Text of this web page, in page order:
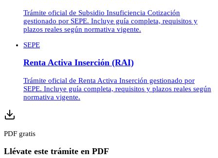
Trámite oficial de Subsidio Insuficiencia Cotización
gestionado por SEPE. Incluye guía completa, requisitos y
plazos reales según normativa vigente.
SEPE
Renta Activa Inserción (RAI)
Trámite oficial de Renta Activa Inserción gestionado por
SEPE. Incluye guía completa, requisitos y plazos reales según
normativa vigente.
PDF gratis
Llévate este trámite en PDF